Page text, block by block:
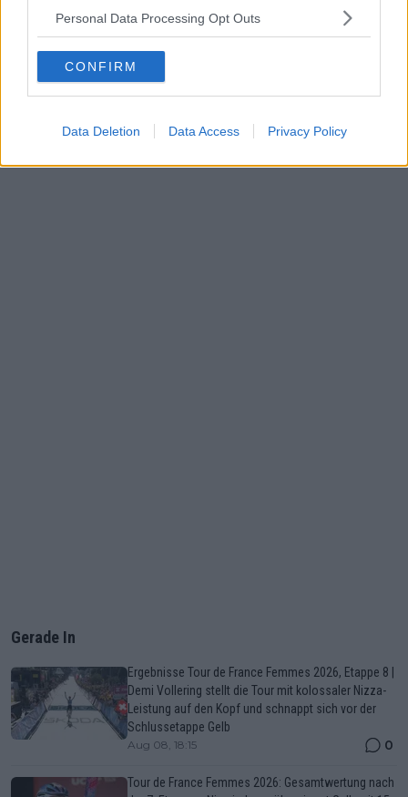
Personal Data Processing Opt Outs
CONFIRM
Data Deletion Data Access Privacy Policy
SENDEN
Gerade In
Ergebnisse Tour de France Femmes 2026, Etappe 8 |
Demi Vollering stellt die Tour mit kolossaler Nizza-
Leistung auf den Kopf und schnappt sich vor der
Schlussetappe Gelb
Aug 08, 18:15 0
Tour de France Femmes 2026: Gesamtwertung nach